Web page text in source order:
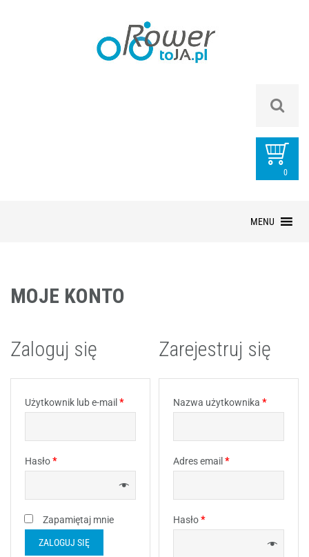
0
MENU
MOJE KONTO
Zaloguj się
Użytkownik lub e-mail *
Hasło*
Zapamiętaj mnie
ZALOGUJ SIĘ
Zarejestruj się
Nazwa użytkownika*
Adres email*
Hasło*